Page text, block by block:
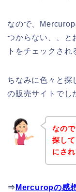
なので、
つからない、、と
トをチェックさ
ちなみに色々と探
の販売サイトでし
なの
探し
にさ
⇒ Mercuropの感